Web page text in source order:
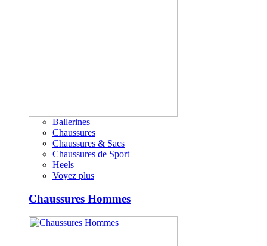
Ballerines
Chaussures
Chaussures & Sacs
Chaussures de Sport
Heels
Voyez plus
Chaussures Hommes